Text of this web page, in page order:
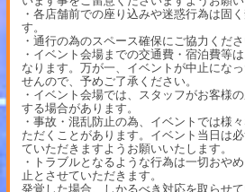
・各店舗前での座り込みや迷惑行為は固
す。
・通行の為のスペース確保にご協力くださ
・イベント会場までの交通費・宿泊費等
なります。万が一、イベントが中止にな
せんので、予めご了承ください。
・イベント会場では、スタッフがお客様
する場合があります。
・事故・混乱防止の為、イベントでは様
ただくことがあります。イベント当日は
ていただきますようお願いいたします。
・トラブルとなるような行為は一切おや
止とさせていただきます。
発覚した場合、しかるべき対応を取らせ